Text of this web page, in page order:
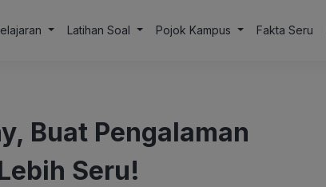
Latihan Soal Pojok Kampus Fakta Seru
Buat Pengalaman
Seru!